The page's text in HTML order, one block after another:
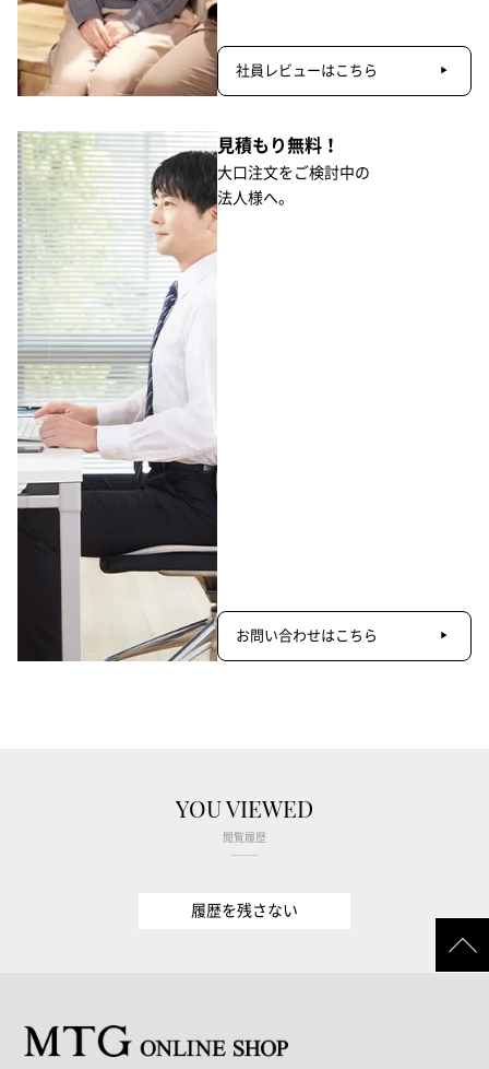
社員レビューはこちら
見積もり無料！
大口注文をご検討中の
法人様へ。
お問い合わせはこちら
YOU VIEWED
閲覧履歴
履歴を残さない